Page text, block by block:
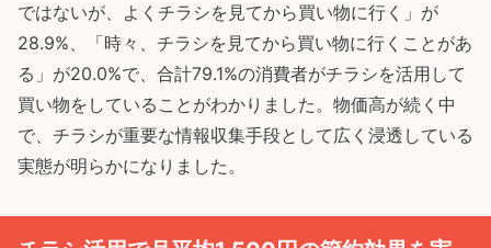
ではないが、よくチラシを見てから買い物に行く」が
28.9%、「時々、チラシを見てから買い物に行くことがあ
る」が20.0%で、合計79.1%の消費者がチラシを活用して
買い物をしていることがわかりました。物価高が続く中
で、チラシが重要な情報収集手段として広く浸透している
実態が明らかになりました。